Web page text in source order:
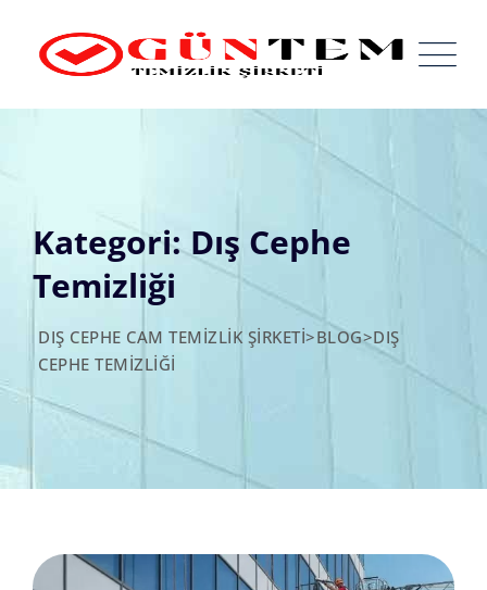
content
Kategori: Dış Cephe
Temizliği
DIŞ CEPHE CAM TEMIZLIK ŞIRKETI>BLOG>DIŞ
CEPHE TEMIZLIĞI